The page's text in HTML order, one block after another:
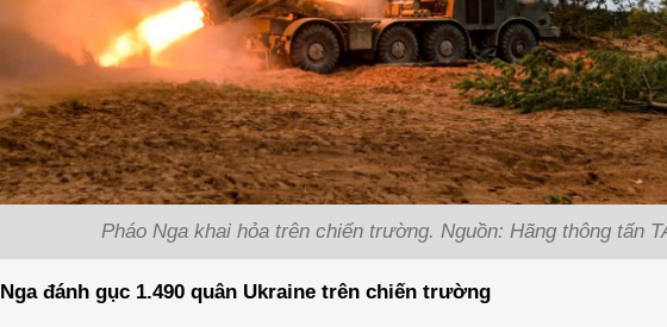
Pháo Nga khai hỏa trên chiến trường. Nguồn: Hãng thông tấn
Nga đánh gục 1.490 quân Ukraine trên chiến trường